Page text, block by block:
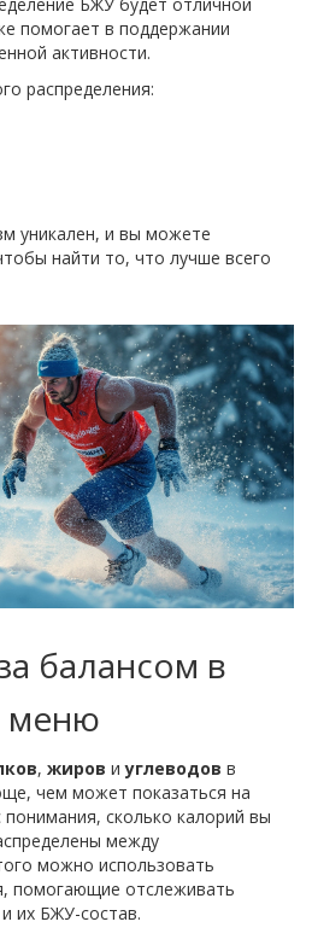
помогает в поддержании
активности.
распределения:
уникален, и вы можете
найти то, что лучше всего
балансом в
меню
, жиров иуглеводов в
чем может показаться на
сколько калорий вы
между
можно использовать
помогающие отслеживать
их БЖУ-состав.